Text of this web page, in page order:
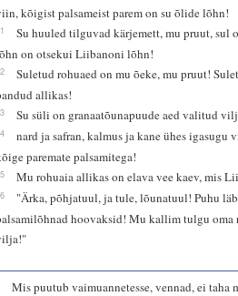
kõigist palsameist parem on su õlide lõhn!
Su huuled tilguvad kärjemett, mu pruut, sul
on otsekui Liibanoni lõhn!
Suletud rohuaed on mu õeke, mu pruut!
allikas!
Su süli on granaatõunapuude aed valitud
nard ja safran, kalmus ja kane ühes igasugu
paremate palsamitega!
Mu rohuaia allikas on elava vee kaev, mis
"Ärka, põhjatuul, ja tule, lõunatuul! Puhu
hoovaksid! Mu kallim tulgu oma
Mis puutub vaimuannetesse, vennad, ei taha